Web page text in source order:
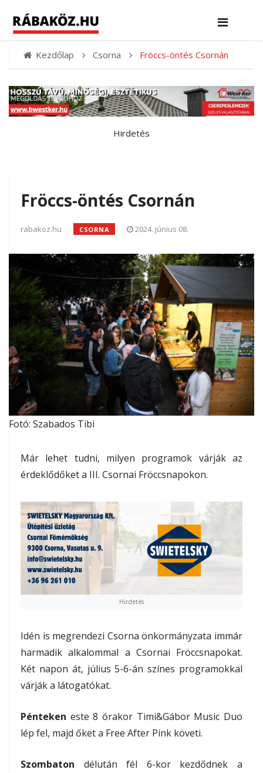
Kezdőlap Csorna Fröccs-öntés Csornán
Hirdetés
Fröccs-öntés Csornán
rabakoz.hu CSORNA 2024. június 08.
Fotó: Szabados Tibi
Már lehet tudni, milyen programok várják az
érdeklődőket a III. Csornai Fröccsnapokon.
Hirdetés
Idén is megrendezi Csorna önkormányzata immár
harmadik alkalommal a Csornai Fröccsnapokat.
Két napon át, július 5-6-án színes programokkal
várják a látogatókat.
Pénteken este 8 órakor Timi&Gábor Music Duo
lép fel, majd őket a Free After Pink követi.
Szombaton délután fél 6-kor kezdődnek a